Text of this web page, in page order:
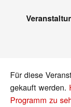
Für diese
gekauft werden.
Programm zu